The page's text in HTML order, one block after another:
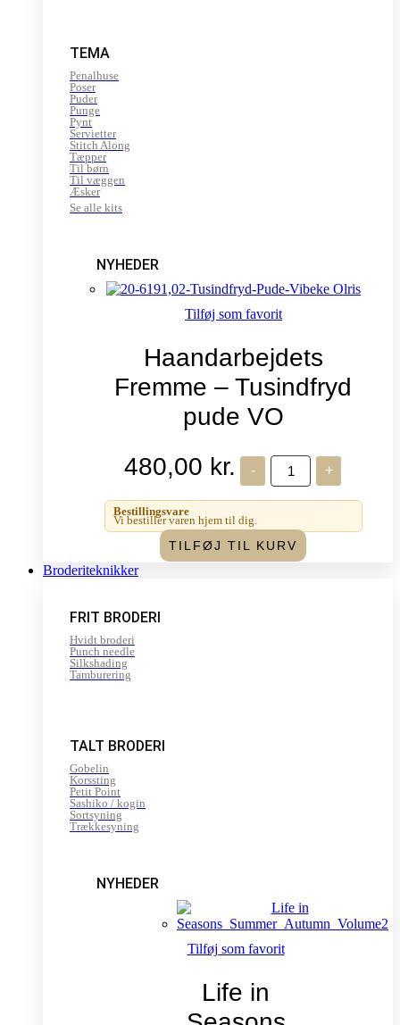
TEMA
Penalhuse
Poser
Puder
Punge
Pynt
Servietter
Stitch Along
Tæpper
Til børn
Til væggen
Æsker
Se alle kits
NYHEDER
Tilføj som favorit
Haandarbejdets
Fremme – Tusindfryd
pude VO
480,00 kr. -
Haandarbejdets
Fremme
-
Tusindfryd
VO
antal
+
Bestillingsvare
Vi bestiller varen hjem til dig.
TILFØJ TIL KURV
Broderiteknikker
FRIT BRODERI
Hvidt broderi
Punch needle
Silkshading
Tamburering
TALT BRODERI
Gobelin
Korssting
Petit Point
Sashiko / kogin
Sortsyning
Trækkesyning
NYHEDER
Tilføj som favorit
Life in